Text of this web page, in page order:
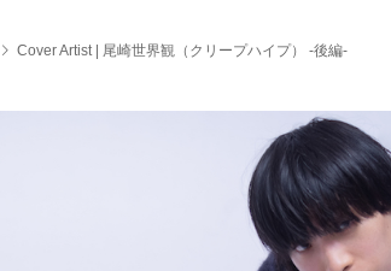
Cover Artist | 尾崎世界観（クリープハイプ） -後編-